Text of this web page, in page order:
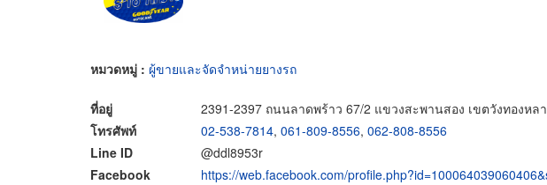
หมวดหมู่ : ผู้ขายและจัดจำหน่ายยางรถ
ที่อยู่
2391-2397 ถนนลาดพร้าว 67/2 แขวงสะพานสอง เขตวังทองหล
โทรศัพท์
02-538-7814, 061-809-8556, 062-808-8556
Line ID
@ddl8953r
Facebook
https://web.facebook.com/